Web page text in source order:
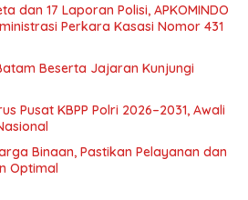
dan 17 Laporan Polisi, APKOMINDO
Perkara Kasasi Nomor 431
Beserta Jajaran Kunjungi
Pusat KBPP Polri 2026–2031, Awali
Binaan, Pastikan Pelayanan dan
Optimal